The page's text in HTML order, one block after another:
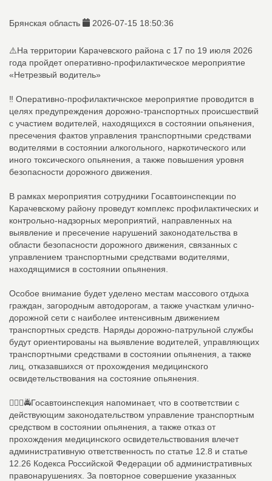
Брянская область 2026-07-15 18:50:36
⚠️На территории Карачевского района с 17 по 19 июля 2026
года пройдет оперативно-профилактическое мероприятие
«Нетрезвый водитель»
‼️ Оперативно-профилактичнское мероприятие проводится в
целях предупреждения дорожно-транспортных происшествий
с участием водителей, находящихся в состоянии опьянения,
пресечения фактов управления транспортными средствами
водителями в состоянии алкогольного, наркотического или
иного токсического опьянения, а также повышения уровня
безопасности дорожного движения.
В рамках мероприятия сотрудники Госавтоинспекции по
Карачевскому району проведут комплекс профилактических и
контрольно-надзорных мероприятий, направленных на
выявление и пресечение нарушений законодательства в
области безопасности дорожного движения, связанных с
управлением транспортными средствами водителями,
находящимися в состоянии опьянения.
Особое внимание будет уделено местам массового отдыха
граждан, загородным автодорогам, а также участкам улично-
дорожной сети с наиболее интенсивным движением
транспортных средств. Наряды дорожно-патрульной службы
будут ориентированы на выявление водителей, управляющих
транспортными средствами в состоянии опьянения, а также
лиц, отказавшихся от прохождения медицинского
освидетельствования на состояние опьянения.
👮🏻‍♂️🚔Госавтоинспекция напоминает, что в соответствии с
действующим законодательством управление транспортным
средством в состоянии опьянения, а также отказ от
прохождения медицинского освидетельствования влечет
административную ответственность по статье 12.8 и статье
12.26 Кодекса Российской Федерации об административных
правонарушениях. За повторное совершение указанных